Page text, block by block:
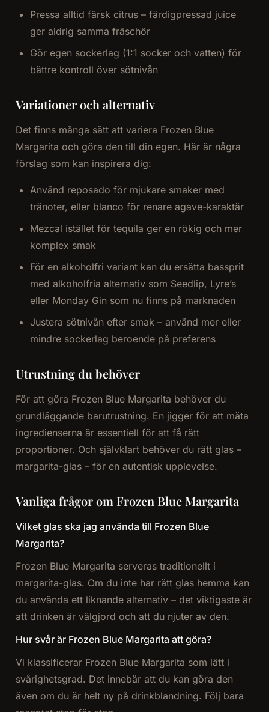
Pressa alltid färsk citrus – färdigpressad juice
ger aldrig samma fräschör
Gör egen sockerlag (1:1 socker och vatten) för
bättre kontroll över sötnivån
Variationer och alternativ
Det finns många sätt att variera Frozen Blue
Margarita och göra den till din egen. Här är några
förslag som kan inspirera dig:
Använd reposado för mjukare smaker med
tränoter, eller blanco för renare agave-karaktär
Mezcal istället för tequila ger en rökig och mer
komplex smak
För en alkoholfri variant kan du ersätta bassprit
med alkoholfria alternativ som Seedlip, Lyre’s
eller Monday Gin som nu finns på marknaden
Justera sötnivån efter smak – använd mer eller
mindre sockerlag beroende på preferens
Utrustning du behöver
För att göra Frozen Blue Margarita behöver du
grundläggande barutrustning. En jigger för att mäta
ingredienserna är essentiell för att få rätt
proportioner. Och självklart behöver du rätt glas –
margarita-glas – för en autentisk upplevelse.
Vanliga frågor om Frozen Blue Margarita
Vilket glas ska jag använda till Frozen Blue
Margarita?
Frozen Blue Margarita serveras traditionellt i
margarita-glas. Om du inte har rätt glas hemma kan
du använda ett liknande alternativ – det viktigaste är
att drinken är välgjord och att du njuter av den.
Hur svår är Frozen Blue Margarita att göra?
Vi klassificerar Frozen Blue Margarita som lätt i
svårighetsgrad. Det innebär att du kan göra den
även om du är helt ny på drinkblandning. Följ bara